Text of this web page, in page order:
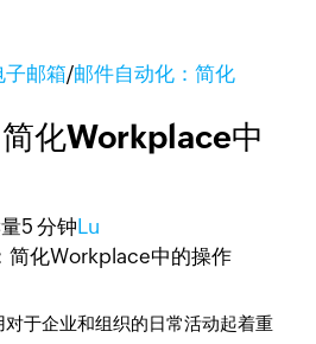
子邮箱/邮件自动化：简化
化Workplace中
5 分钟 Lu
于企业和组织的日常活动起着重